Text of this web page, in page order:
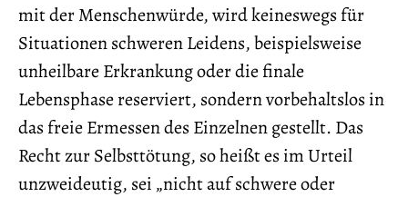
mit der Menschenwürde, wird keineswegs für
Situationen schweren Leidens, beispielsweise
unheilbare Erkrankung oder die finale
Lebensphase reserviert, sondern vorbehaltslos in
das freie Ermessen des Einzelnen gestellt. Das
Recht zur Selbsttötung, so heißt es im Urteil
unzweideutig, sei „nicht auf schwere oder